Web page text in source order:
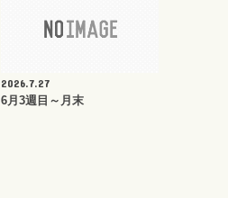
2026.7.27
6月3週目～月末